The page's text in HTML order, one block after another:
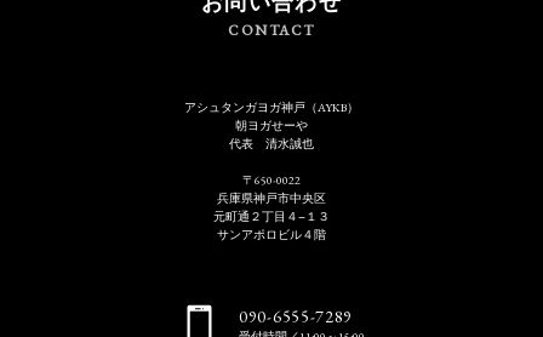
CONTACT
アシュタンガヨガ神戸（AYKB）
朝ヨガせーや
代表 清水誠也
〒650-0022
兵庫県神戸市中央区
元町通２丁目４−１３
サンアポロビル４階
090-6555-7289